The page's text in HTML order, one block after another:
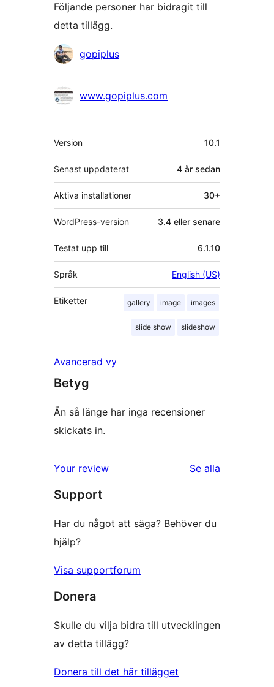
Följande personer har bidragit till
detta tillägg.
Bidragande
gopiplus
www.gopiplus.com
Meta
Version 10.1
Senast uppdaterat 4 år sedan
Aktiva installationer 30+
WordPress-version 3.4 eller senare
Testat upp till 6.1.10
Språk English (US)
Etiketter gallery image images
slide show slideshow
Avancerad vy
Betyg
Än så länge har inga recensioner
skickats in.
Your review Se alla
Support
Har du något att säga? Behöver du
hjälp?
Visa supportforum
Donera
Skulle du vilja bidra till utvecklingen
av detta tillägg?
Donera till det här tillägget